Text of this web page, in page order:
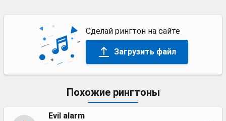
Сделай рингтон на сайте
Загрузить файл
Похожие рингтоны
Evil alarm